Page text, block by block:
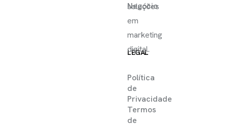
Negócio
LEGAL
Política
de
Privacidade
Termos
de
soluções
em
marketing
digital.